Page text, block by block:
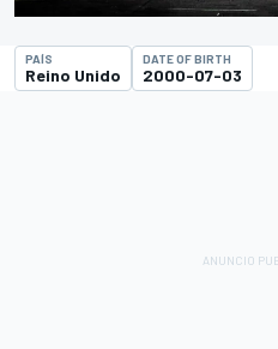
PAÍS
Reino Unido
DATE OF BIRTH
2000-07-03